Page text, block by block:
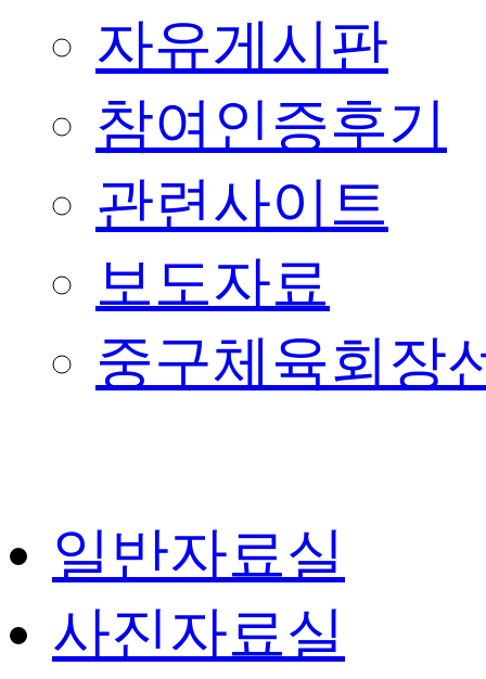
자유게시판
참여인증후기
관련사이트
보도자료
중구체육회장
일반자료실
사진자료실